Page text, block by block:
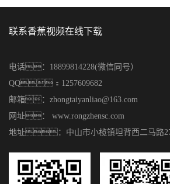
联系香蕉视频在线下载
电话：18899814228(微信同号）
QQ：1257609682
邮箱：zhongtaiyanliao@163.com
网址： www.rongzhensc.com
地址：中山市小榄镇坦背西二马路